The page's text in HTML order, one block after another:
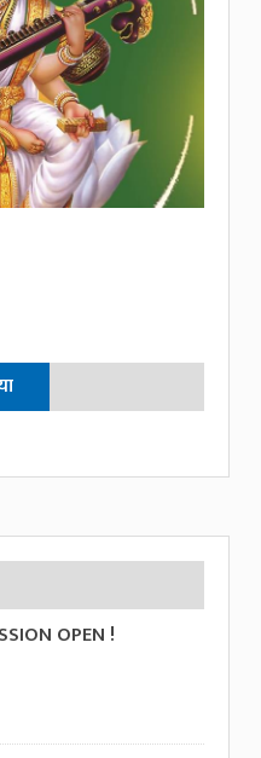
OPEN !